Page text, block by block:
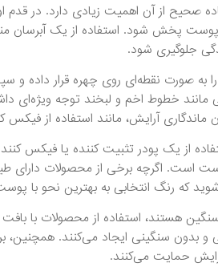
صحیح از آن اهمیت زیادی دارد. در
پوست پخش شود. استفاده از یک آبرسان
جلوگیری شود.
به صورت نقطه‌ای روی چهره قرار داده
خطوط اخم و لبخند توجه ویژه‌ای
آرایش، مانند استفاده از فیکس
از یک پودر تثبیت کننده یا فیکس
است. اگرچه برخی از محصولات دارای
که رنگ انتخابی به بهترین نحو با
هستند، استفاده از محصولات با
سنگینی ایجاد می‌کنند. همچنین،
حمایت می‌کنند.